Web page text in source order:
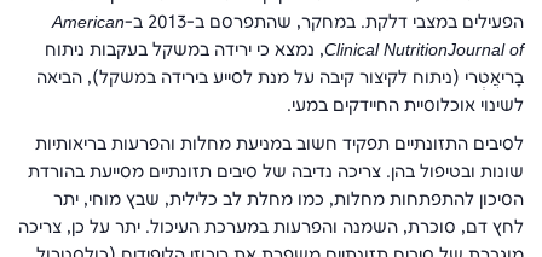
הפעילים במצבי דלקת. במחקר, שהתפרסם ב-2013 ב-
American
Journal of
Clinical Nutrition, נמצא כי ירידה במשקל בעקבות ניתוח
בָּריאֲטְרי (ניתוח לקיצור קיבה על מנת לסייע בירידה במשקל), הביאה
לשינוי אוכלוסיית החיידקים במעי.
לסיבים התזונתיים תפקיד חשוב במניעת מחלות והפרעות בריאותיות
שונות ובטיפול בהן. צריכה נדיבה של סיבים תזונתיים מסייעת בהורדת
הסיכון להתפתחות מחלות, כמו מחלת לב כלילית, שבץ מוחי, יתר
לחץ דם, סוכרת, השמנה והפרעות במערכת העיכול. יתר על כן, צריכה